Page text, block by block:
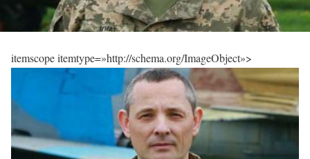
itemscope itemtype=»http://schema.org/ImageObject»>